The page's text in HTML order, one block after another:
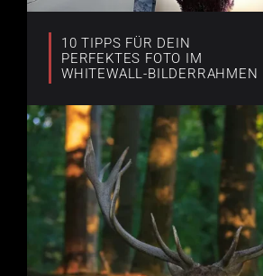
10 TIPPS FÜR DEIN
PERFEKTES FOTO IM
WHITEWALL-BILDERRAHMEN